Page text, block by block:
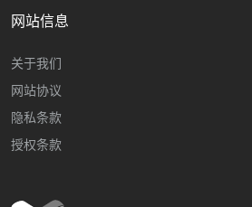
网站信息
关于我们
网站协议
隐私条款
授权条款